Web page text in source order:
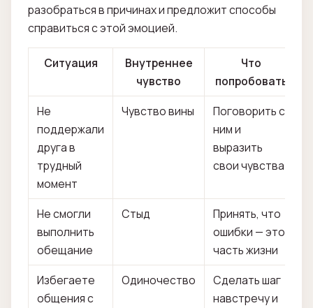
разобраться в причинах и предложит способы
справиться с этой эмоцией.
Ситуация
Внутреннее
чувство
Что
попробовать
Не
поддержали
друга в
трудный
момент
Чувство вины
Поговорить с
ним и
выразить
свои чувства
Не смогли
выполнить
обещание
Стыд
Принять, что
ошибки — это
часть жизни
Избегаете
общения с
Одиночество
Сделать шаг
навстречу и